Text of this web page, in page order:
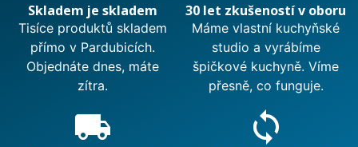
Skladem je skladem
Tisíce produktů skladem
přímo v Pardubicích.
Objednáte dnes, máte
zítra.
30 let zkušeností v oboru
Máme vlastní kuchyňské
studio a vyrábíme
špičkové kuchyně. Víme
přesně, co funguje.
local_shipping sync